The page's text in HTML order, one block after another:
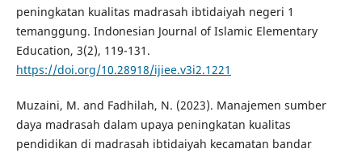
peningkatan kualitas madrasah ibtidaiyah negeri 1
temanggung. Indonesian Journal of Islamic Elementary
Education, 3(2), 119-131.
https://doi.org/10.28918/ijiee.v3i2.1221
Muzaini, M. and Fadhilah, N. (2023). Manajemen sumber
daya madrasah dalam upaya peningkatan kualitas
pendidikan di madrasah ibtidaiyah kecamatan bandar